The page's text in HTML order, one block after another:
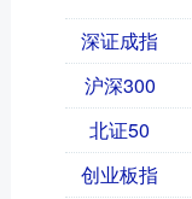
深证成指
沪深300
北证50
创业板指